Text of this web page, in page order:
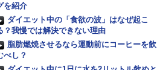
を紹介
ダイエット中の「食欲の波」はなぜ起こ
？我慢では解決できない理由
脂肪燃焼させるなら運動前にコーヒーを飲
べし？